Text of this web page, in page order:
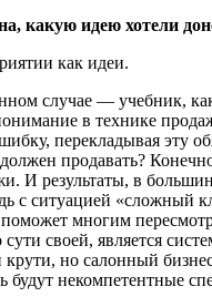
какую идею хотели
как идеи.
случае — учебник,
в технике
перекладывая эту
прода­вать?
И результаты, в
ситуацией «сложный
многим
своей, является
крути, но салонный
будут некомпетентные